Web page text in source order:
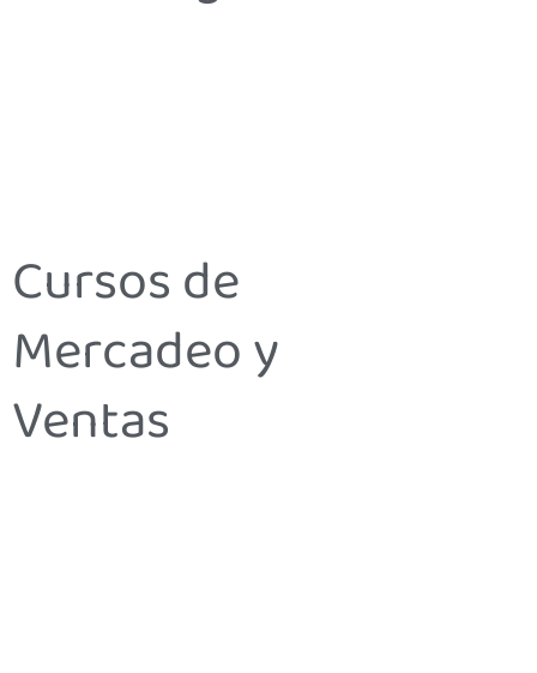
Cursos de
Mercadeo y
Ventas